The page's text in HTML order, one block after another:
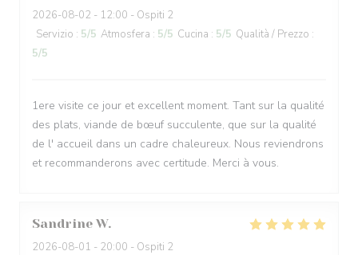
2026-08-02 - 12:00 - Ospiti 2
Servizio : 5/5 Atmosfera : 5/5 Cucina : 5/5 Qualità / Prezzo :
5/5
1ere visite ce jour et excellent moment. Tant sur la qualité
des plats, viande de bœuf succulente, que sur la qualité
de l' accueil dans un cadre chaleureux. Nous reviendrons
et recommanderons avec certitude. Merci à vous.
Sandrine W
2026-08-01 - 20:00 - Ospiti 2